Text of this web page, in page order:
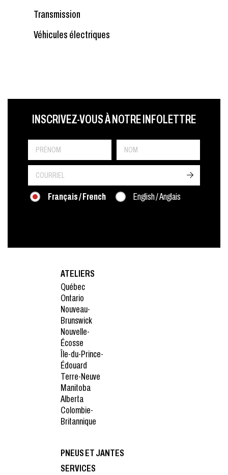
Transmission
Véhicules électriques
PRÉNOM
LAST NAME
INSCRIVEZ-VOUS À NOTRE INFOLETTRE
LANGUE
Français / French English / Anglais
->
ATELIERS
Québec
Ontario
Nouveau-
Brunswick
Nouvelle-
Écosse
Île-du-Prince-
Édouard
Terre-Neuve
Manitoba
Alberta
Colombie-
Britannique
PNEUS ET JANTES
SERVICES